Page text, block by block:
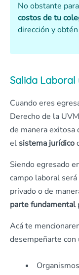
No obstante
costos de tu
dirección y
Salida Laboral
Cuando eres
Derecho de la
de manera exitosa
elsistema jurídico
Siendo egresado
campo laboral
privado o de
parte fundamental
Acá te
desempeñarte